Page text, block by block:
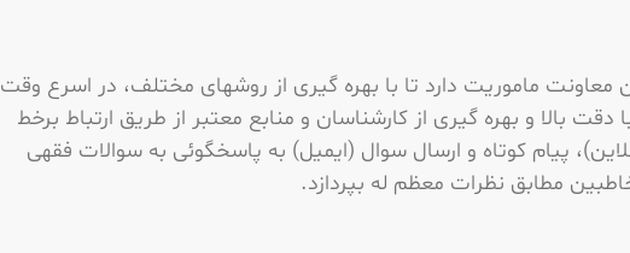
معاونت ماموریت دارد تا با بهره گیری از روشهای مختلف، در اسرع وقت
دقت بالا و بهره گیری از کارشناسان و منابع معتبر از طریق ارتباط برخط
پیام کوتاه و ارسال سوال (ایمیل) به پاسخگوئی به سوالات فقهی
مطابق نظرات معظم له بپردازد.